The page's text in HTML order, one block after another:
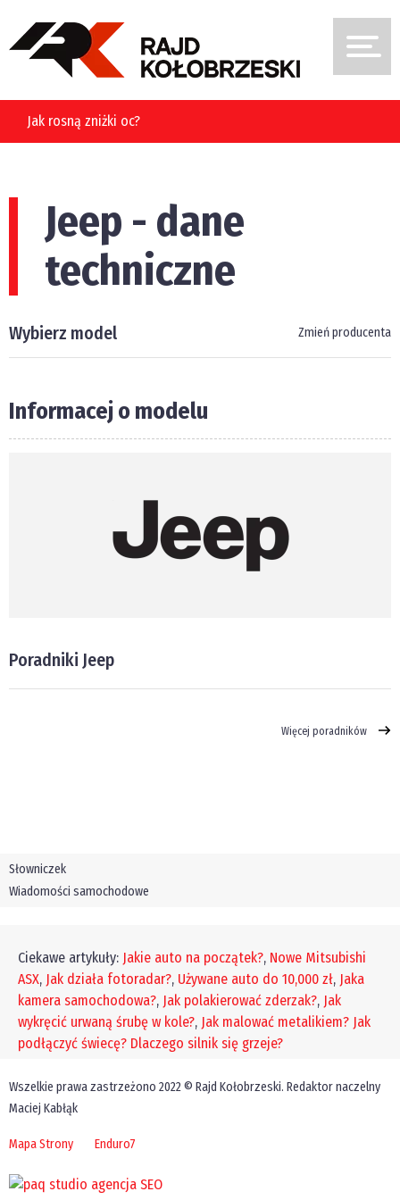
Jak rosną zniżki oc?
Jeep - dane
techniczne
Wybierz model Zmień producenta
Informacej o modelu
Poradniki Jeep
Więcej poradników
Słowniczek
Wiadomości samochodowe
Ciekawe artykuły: Jakie auto na początek?, Nowe Mitsubishi
ASX, Jak działa fotoradar?, Używane auto do 10,000 zł, Jaka
kamera samochodowa?, Jak polakierować zderzak?, Jak
wykręcić urwaną śrubę w kole?, Jak malować metalikiem? Jak
podłączyć świecę? Dlaczego silnik się grzeje?
Wszelkie prawa zastrzeżono 2022 © Rajd Kołobrzeski. Redaktor naczelny
Maciej Kabłąk
Mapa Strony Enduro7